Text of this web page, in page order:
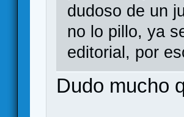
dudoso de un
no lo pillo, ya
editorial, por
Dudo mucho